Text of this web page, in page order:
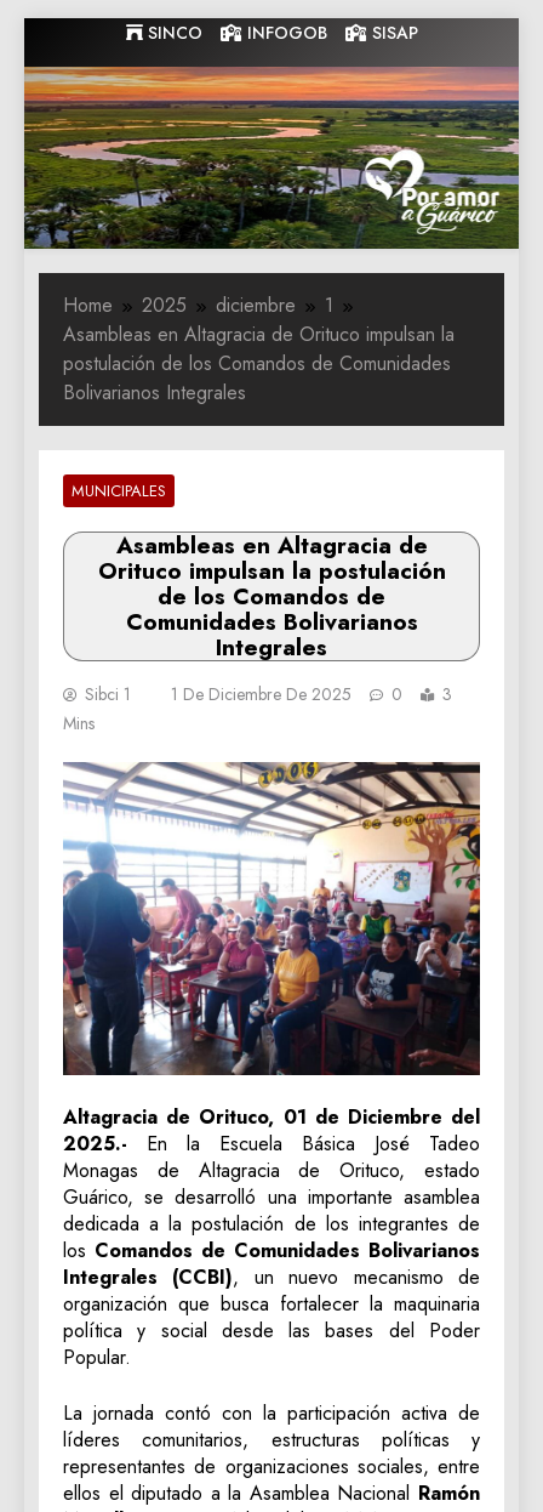
to
content
SINCO INFOGOB SISAP
Gobernacion
de Guarico
Gobernacion de Guarico
Home 2025 diciembre
1
Asambleas en Altagracia de Orituco impulsan la
postulación de los Comandos de Comunidades
Bolivarianos Integrales
MUNICIPALES
Asambleas en Altagracia de
Orituco impulsan la postulación
de los Comandos de
Comunidades Bolivarianos
Integrales
Sibci 1 1 De Diciembre De 2025 0
3
Mins
Altagracia de Orituco, 01 de Diciembre del
2025.- En la Escuela Básica José Tadeo
Monagas de Altagracia de Orituco, estado
Guárico, se desarrolló una importante asamblea
dedicada a la postulación de los integrantes de
los Comandos de Comunidades Bolivarianos
Integrales (CCBI), un nuevo mecanismo de
organización que busca fortalecer la maquinaria
política y social desde las bases del Poder
Popular.
La jornada contó con la participación activa de
líderes comunitarios, estructuras políticas y
representantes de organizaciones sociales, entre
ellos el diputado a la Asamblea Nacional Ramón